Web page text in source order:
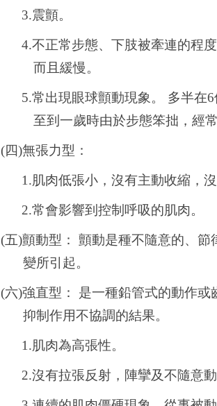
3.震顫。
4.不正常步態、下肢被牽連的程
而且緩慢。
5.常出現眼球顫動現象。 多半在
至到一歲時由於步態笨拙，經
(四)無張力型：
1.肌肉低張小，沒有主動收縮，
2.常會影響到控制呼吸的肌肉。
(五)顫動型： 顫動是種不隨意的、
變所引起。
(六)強直型： 是一種鉛管式的動作
抑制作用不協調的結果。
1.肌肉為高張性。
2.沒有拉張反射，陣攣及不隨意動